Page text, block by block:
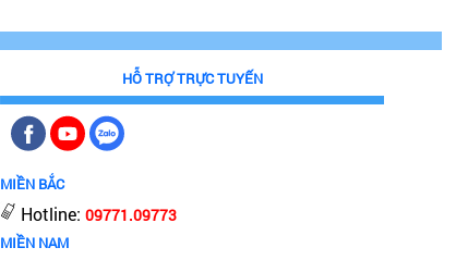
HỖ TRỢ TRỰC TUYẾN
MIỀN BẮC
Hotline:09771.09773
MIỀN NAM